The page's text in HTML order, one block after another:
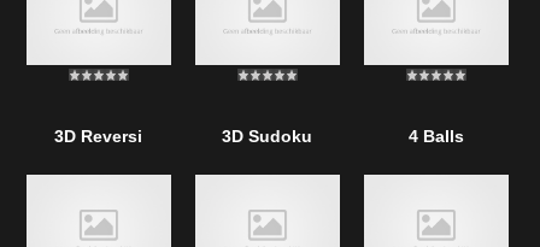
3D Reversi 3D Sudoku 4 Balls